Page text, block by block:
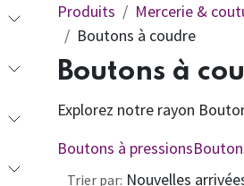
Produits Mercerie &
Boutons à coudre
Boutons à
Explorez notre rayon
Boutons à pressions
Trier par: Nouvelles